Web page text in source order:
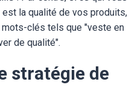
la qualité de vos produits,
clés tels que "veste en
de qualité".
stratégie de